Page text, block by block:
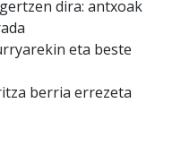
dira: antxoak
eta beste
berria errezeta